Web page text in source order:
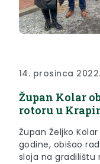
14. prosinca 2022.
Župan Kolar
rotoru u
Župan Željko
godine, obišao
sloja na gradilištu